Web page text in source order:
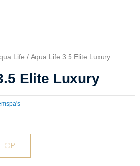
Life / Aqua Life 3.5 Elite Luxury
Elite Luxury
OP